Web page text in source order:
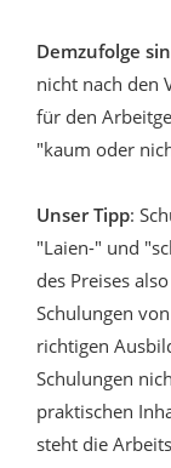
Demzufolge
nicht nach den
für den
"kaum oder
Unser Tipp:
"Laien-" und
des Preises
Schulungen
richtigen
Schulungen
praktischen
steht die